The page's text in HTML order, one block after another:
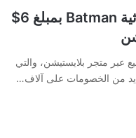
يمكنك الحصول على ثلاثية Batman بمبلغ 6$
عبر متجر بلايستيشن، والتي
من الخصومات على آلاف…